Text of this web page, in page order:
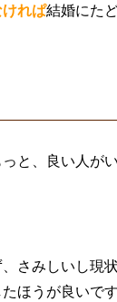
れぱ結婚にた
と、良い人が
さみしいし現
ほうが良いです